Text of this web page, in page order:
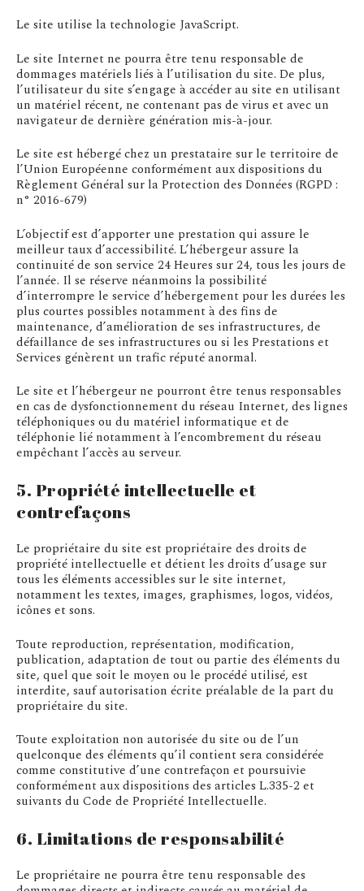
Le site utilise la technologie JavaScript.
Le site Internet ne pourra être tenu responsable de
dommages matériels liés à l’utilisation du site. De plus,
l’utilisateur du site s’engage à accéder au site en utilisant
un matériel récent, ne contenant pas de virus et avec un
navigateur de dernière génération mis-à-jour.
Le site est hébergé chez un prestataire sur le territoire de
l’Union Européenne conformément aux dispositions du
Règlement Général sur la Protection des Données (RGPD :
n° 2016-679)
L’objectif est d’apporter une prestation qui assure le
meilleur taux d’accessibilité. L’hébergeur assure la
continuité de son service 24 Heures sur 24, tous les jours de
l’année. Il se réserve néanmoins la possibilité
d’interrompre le service d’hébergement pour les durées les
plus courtes possibles notamment à des fins de
maintenance, d’amélioration de ses infrastructures, de
défaillance de ses infrastructures ou si les Prestations et
Services génèrent un trafic réputé anormal.
Le site et l’hébergeur ne pourront être tenus responsables
en cas de dysfonctionnement du réseau Internet, des lignes
téléphoniques ou du matériel informatique et de
téléphonie lié notamment à l’encombrement du réseau
empêchant l’accès au serveur.
5. Propriété intellectuelle et
contrefaçons
Le propriétaire du site est propriétaire des droits de
propriété intellectuelle et détient les droits d’usage sur
tous les éléments accessibles sur le site internet,
notamment les textes, images, graphismes, logos, vidéos,
icônes et sons.
Toute reproduction, représentation, modification,
publication, adaptation de tout ou partie des éléments du
site, quel que soit le moyen ou le procédé utilisé, est
interdite, sauf autorisation écrite préalable de la part du
propriétaire du site.
Toute exploitation non autorisée du site ou de l’un
quelconque des éléments qu’il contient sera considérée
comme constitutive d’une contrefaçon et poursuivie
conformément aux dispositions des articles L.335-2 et
suivants du Code de Propriété Intellectuelle.
6. Limitations de responsabilité
Le propriétaire ne pourra être tenu responsable des